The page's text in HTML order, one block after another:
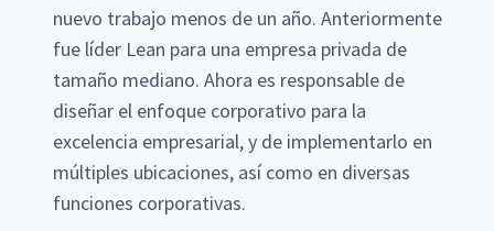
nuevo trabajo menos de un año. Anteriormente
fue líder Lean para una empresa privada de
tamaño mediano. Ahora es responsable de
diseñar el enfoque corporativo para la
excelencia empresarial, y de implementarlo en
múltiples ubicaciones, así como en diversas
funciones corporativas.